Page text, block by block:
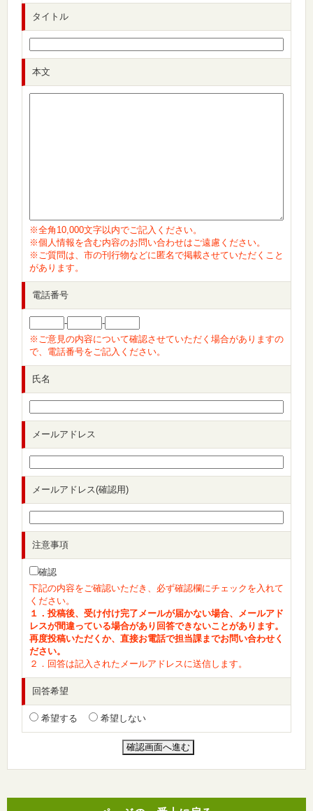
タイトル
本文
※全角10,000文字以内でご記入ください。
※個人情報を含む内容のお問い合わせはご遠慮ください。
※ご質問は、市の刊行物などに匿名で掲載させていただくこと
があります。
電話番号
-
-
※ご意見の内容について確認させていただく場合がありますの
で、電話番号をご記入ください。
氏名
メールアドレス
メールアドレス(確認用)
注意事項
確認
下記の内容をご確認いただき、必ず確認欄にチェックを入れて
ください。
１．投稿後、受け付け完了メールが届かない場合、メールアド
レスが間違っている場合があり回答できないことがあります。
再度投稿いただくか、直接お電話で担当課までお問い合わせく
ださい。
２．回答は記入されたメールアドレスに送信します。
回答希望
希望する 希望しない